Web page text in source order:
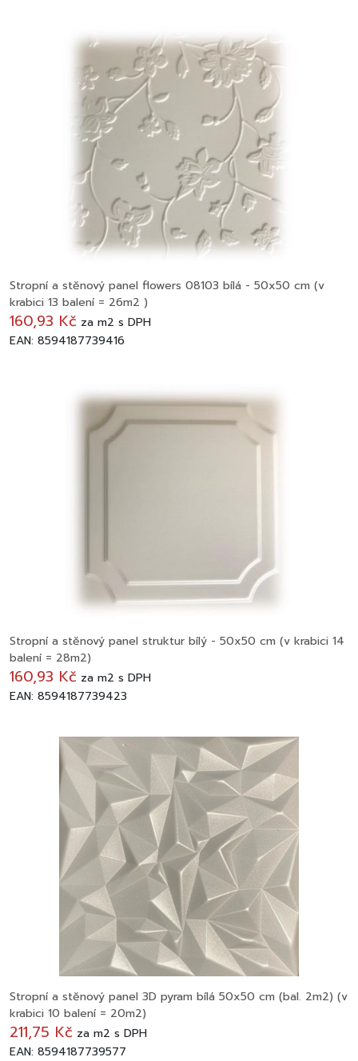
Stropní a stěnový panel flowers 08103 bílá - 50x50 cm (v
krabici 13 balení = 26m2 )
160,93 Kč za m2 s DPH
EAN: 8594187739416
Stropní a stěnový panel struktur bílý - 50x50 cm (v krabici 14
balení = 28m2)
160,93 Kč za m2 s DPH
EAN: 8594187739423
Stropní a stěnový panel 3D pyram bílá 50x50 cm (bal. 2m2) (v
krabici 10 balení = 20m2)
211,75 Kč za m2 s DPH
EAN: 8594187739577